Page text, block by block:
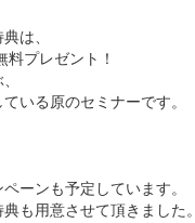
は、
料プレゼント！
いる原のセミナーです。
ーンも予定しています。
も用意させて頂きました。